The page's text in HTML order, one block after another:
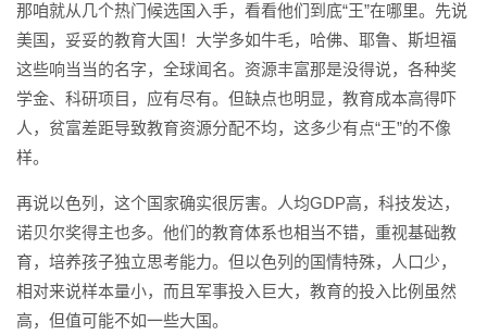
那咱就从几个热门候选国入手，看看他们到底“王”在哪里。先说
美国，妥妥的教育大国！大学多如牛毛，哈佛、耶鲁、斯坦福
这些响当当的名字，全球闻名。资源丰富那是没得说，各种奖
学金、科研项目，应有尽有。但缺点也明显，教育成本高得吓
人，贫富差距导致教育资源分配不均，这多少有点“王”的不像
样。
再说以色列，这个国家确实很厉害。人均GDP高，科技发达，
诺贝尔奖得主也多。他们的教育体系也相当不错，重视基础教
育，培养孩子独立思考能力。但以色列的国情特殊，人口少，
相对来说样本量小，而且军事投入巨大，教育的投入比例虽然
高，但值可能不如一些大国。